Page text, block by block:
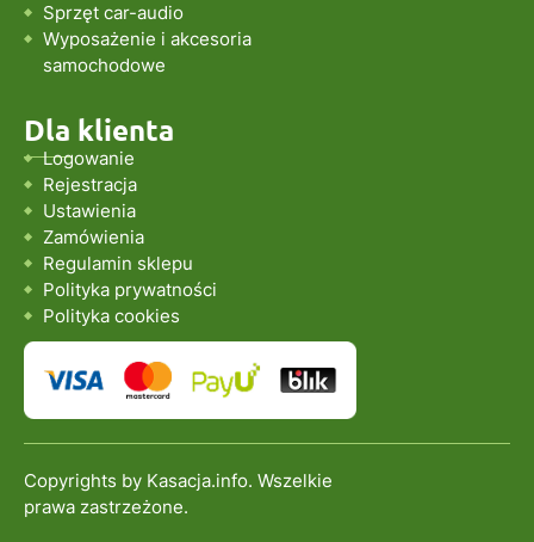
Sprzęt car-audio
Wyposażenie i akcesoria
samochodowe
Dla klienta
Logowanie
Rejestracja
Ustawienia
Zamówienia
Regulamin sklepu
Polityka prywatności
Polityka cookies
Copyrights by Kasacja.info. Wszelkie
prawa zastrzeżone.